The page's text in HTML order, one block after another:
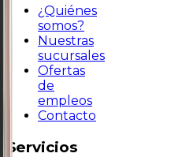
¿Quiénes
somos?
Nuestras
sucursales
Ofertas
de
empleos
Contacto
Servicios